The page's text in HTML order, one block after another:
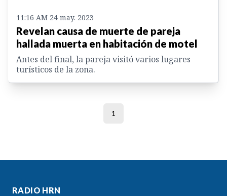
11:16 AM 24 may. 2023
Revelan causa de muerte de pareja
hallada muerta en habitación de motel
Antes del final, la pareja visitó varios lugares
turísticos de la zona.
1
RADIO HRN